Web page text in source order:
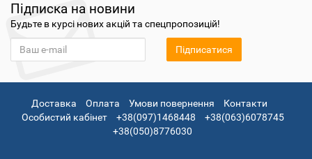
Підписка на новини
Будьте в курсі нових акцій та спецпропозицій!
Підписатися
Доставка Оплата Умови повернення
Контакти
Особистий кабінет
+38(097)1468448
+38(063)6078745
+38(050)8776030